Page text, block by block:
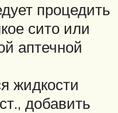
процедить
сито или
аптечной
жидкости
добавить